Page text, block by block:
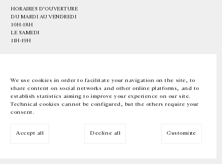
We use cookies in order to facilitate your navigation on the site, to
share content on social networks and other online platforms, and to
establish statistics aiming to improve your experience on our site.
Technical cookies cannot be configured, but the others require your
consent.
Accept all Decline all Customize
HORAIRES D'OUVERTURE
DU MARDI AU VENDREDI
10H-18H
LE SAMEDI
11H-19H
EN FR 中文 Facebook Instagram
Inscrivez-vous à notre newsletter